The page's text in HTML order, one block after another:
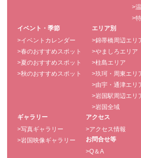
>
>
イベント・季節
>イベントカレンダー
>春のおすすめスポット
>夏のおすすめスポット
>秋のおすすめスポット
エリア別
>錦帯橋周辺エリ
>やましろエリア
>柱島エリア
>玖珂・周東エリ
>由宇・通津エリ
>岩国駅周辺エリ
>岩国全域
ギャラリー
>写真ギャラリー
>岩国映像ギャラリー
アクセス
>アクセス情報
お問合せ等
>Q＆A